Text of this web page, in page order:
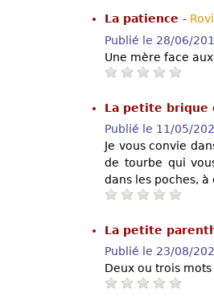
La patience -
Publié le 28/06/
Une mère face
La petite brique
Publié le 11/05/
Je vous convie
de tourbe qui
dans les poches,
La petite
Publié le 23/08/
Deux ou trois